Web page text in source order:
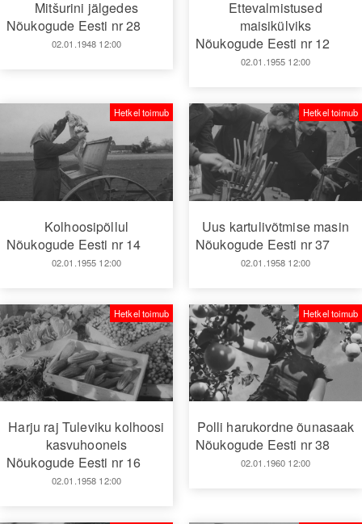
Mitšurini jälgedes
Nõukogude Eesti nr 28
02.01.1948 12:00
Ettevalmistused
maisikülviks
Nõukogude Eesti nr 12
02.01.1955 12:00
Kolhoosipõllul
Nõukogude Eesti nr 14
02.01.1955 12:00
Hetkel toimub
Uus kartulivõtmise masin
Nõukogude Eesti nr 37
02.01.1958 12:00
Hetkel toimub
Harju raj Tuleviku kolhoosi
kasvuhooneis
Nõukogude Eesti nr 16
02.01.1958 12:00
Hetkel toimub
Polli harukordne õunasaak
Nõukogude Eesti nr 38
02.01.1960 12:00
Hetkel toimub